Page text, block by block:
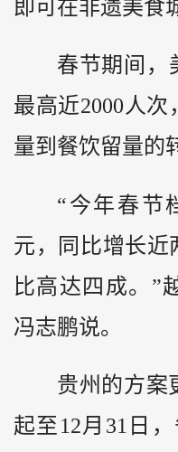
即可在非遗美食
春节期间，
最高近2000人
量到餐饮留量的
“今年春节
元，同比增长近
比高达四成。”
冯志鹏说。
贵州的方案
起至12月31日